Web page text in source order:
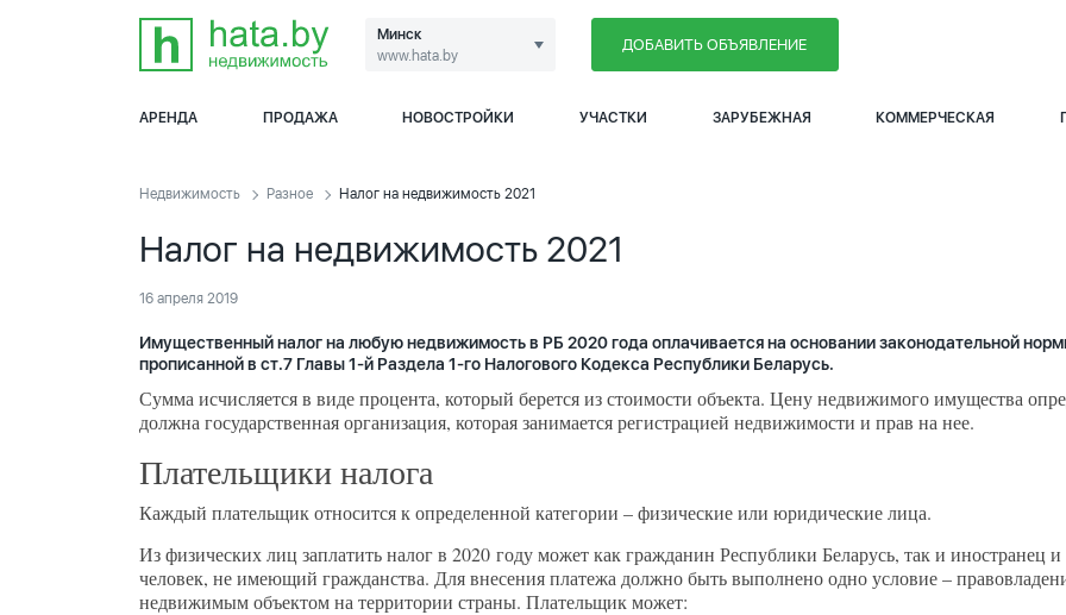
Минск
www.hata.by
ДОБАВИТЬ ОБЪЯВЛЕНИЕ
АРЕНДА ПРОДАЖА НОВОСТРОЙКИ УЧАСТКИ ЗАРУБЕЖНАЯ КОММЕРЧЕСКАЯ
Недвижимость Разное Налог на недвижимость 2021
Налог на недвижимость 2021
16 апреля 2019
Имущественный налог на любую недвижимость в РБ 2020 года оплачивается на основании законодательной
прописанной в ст.7 Главы 1-й Раздела 1-го Налогового Кодекса Республики Беларусь.
Сумма исчисляется в виде процента, который берется из стоимости объекта. Цену недвижимого имущества
должна государственная организация, которая занимается регистрацией недвижимости и прав на нее.
Плательщики налога
Каждый плательщик относится к определенной категории – физические или юридические лица.
Из физических лиц заплатить налог в 2020 году может как гражданин Республики Беларусь, так и иностранец и
человек, не имеющий гражданства. Для внесения платежа должно быть выполнено одно условие –
недвижимым объектом на территории страны. Плательщик может: